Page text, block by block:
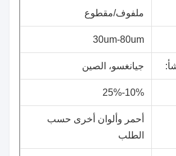
ملفوف/مقطوع
30um-80um
جيانغسو، الصين
10%-25%
أحمر وألوان أخرى حسب
الطلب